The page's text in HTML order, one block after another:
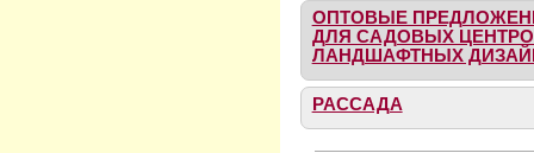
ОПТОВЫЕ
ДЛЯ САДОВЫХ
ЛАНДШАФТНЫХ
РАССАДА